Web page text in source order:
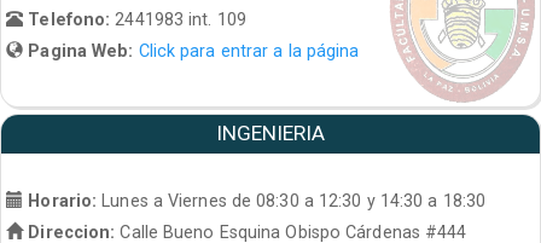
Telefono:2441983 int. 109
Pagina Web: Click para entrar a la página
INGENIERIA
Horario:
Lunes a Viernes de 08:30 a 12:30 y 14:30 a 18:30
Direccion: Calle Bueno Esquina Obispo Cárdenas #444